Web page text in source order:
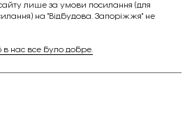
лише за умови посилання (для
на "Відбудова. Запоріжжя" не
нас все було добре.